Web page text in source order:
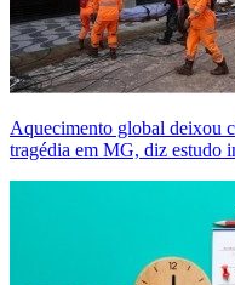
Aquecimento global deixou
tragédia em MG, diz estudo